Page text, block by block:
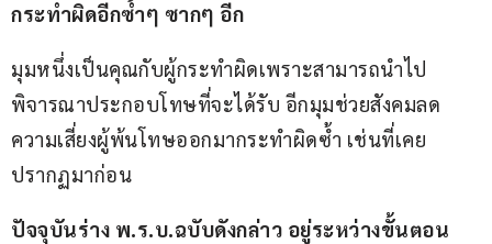
กระทำผิดอีกซ้ำๆ ซากๆ อีก
มุมหนึ่งเป็นคุณกับผู้กระทำผิดเพราะสามารถนำไป
พิจารณาประกอบโทษที่จะได้รับ อีกมุมช่วยสังคมลด
ความเสี่ยงผู้พ้นโทษออกมากระทำผิดซ้ำ เช่นที่เคย
ปรากฏมาก่อน
ปัจจุบันร่าง พ.ร.บ.ฉบับดังกล่าว อยู่ระหว่างขั้นตอน